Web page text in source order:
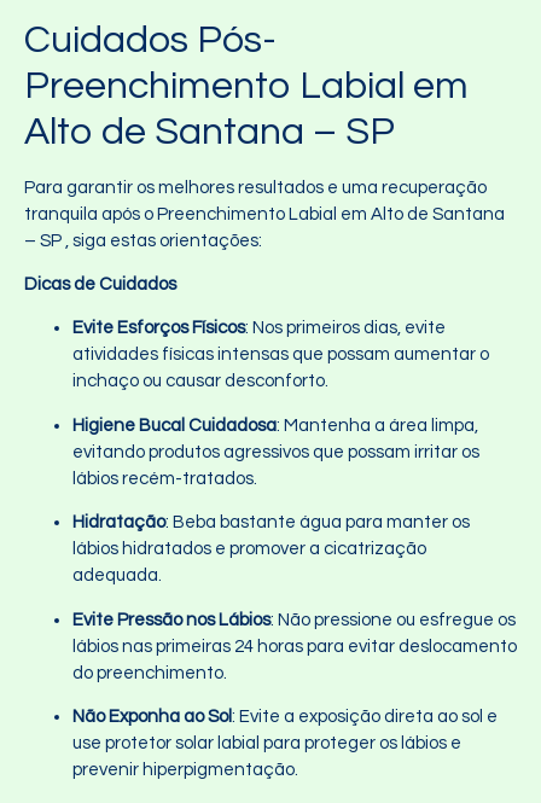
Cuidados Pós-
Preenchimento Labial em
Alto de Santana – SP
Para garantir os melhores resultados e uma recuperação
tranquila após o Preenchimento Labial em Alto de Santana
– SP , siga estas orientações:
Dicas de Cuidados
Evite Esforços Físicos: Nos primeiros dias, evite
atividades físicas intensas que possam aumentar o
inchaço ou causar desconforto.
Higiene Bucal Cuidadosa: Mantenha a área limpa,
evitando produtos agressivos que possam irritar os
lábios recém-tratados.
Hidratação: Beba bastante água para manter os
lábios hidratados e promover a cicatrização
adequada.
Evite Pressão nos Lábios: Não pressione ou esfregue os
lábios nas primeiras 24 horas para evitar deslocamento
do preenchimento.
Não Exponha ao Sol: Evite a exposição direta ao sol e
use protetor solar labial para proteger os lábios e
prevenir hiperpigmentação.